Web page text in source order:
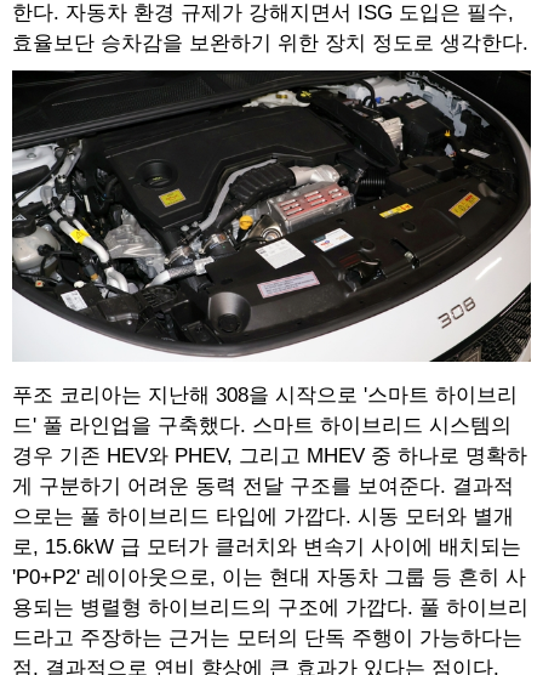
한다. 자동차 환경 규제가 강해지면서 ISG 도입은 필수,
효율보단 승차감을 보완하기 위한 장치 정도로 생각한다.
푸조 코리아는 지난해 308을 시작으로 '스마트 하이브리
드' 풀 라인업을 구축했다. 스마트 하이브리드 시스템의
경우 기존 HEV와 PHEV, 그리고 MHEV 중 하나로 명확하
게 구분하기 어려운 동력 전달 구조를 보여준다. 결과적
으로는 풀 하이브리드 타입에 가깝다. 시동 모터와 별개
로, 15.6kW 급 모터가 클러치와 변속기 사이에 배치되는
'P0+P2' 레이아웃으로, 이는 현대 자동차 그룹 등 흔히 사
용되는 병렬형 하이브리드의 구조에 가깝다. 풀 하이브리
드라고 주장하는 근거는 모터의 단독 주행이 가능하다는
점, 결과적으로 연비 향상에 큰 효과가 있다는 점이다.